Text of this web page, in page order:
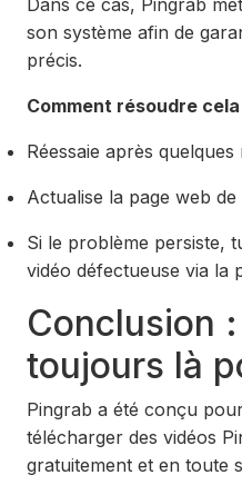
Dans ce cas, Pingrab
son système afin de
précis.
Comment résoudre cela
Réessaie après quelques
Actualise la page web de
Si le problème persiste,
vidéo défectueuse via la
Conclusion
toujours là
Pingrab a été conçu
télécharger des vidéos
gratuitement et en toute